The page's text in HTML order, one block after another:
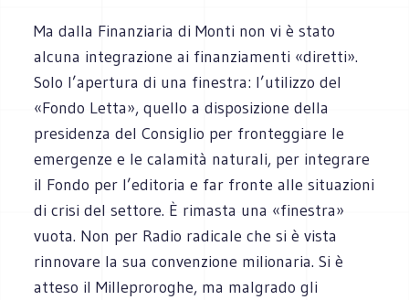
Ma dalla Finanziaria di Monti non vi è stato
alcuna integrazione ai finanziamenti «diretti».
Solo l’apertura di una finestra: l’utilizzo del
«Fondo Letta», quello a disposizione della
presidenza del Consiglio per fronteggiare le
emergenze e le calamità naturali, per integrare
il Fondo per l’editoria e far fronte alle situazioni
di crisi del settore. È rimasta una «finestra»
vuota. Non per Radio radicale che si è vista
rinnovare la sua convenzione milionaria. Si è
atteso il Milleproroghe, ma malgrado gli